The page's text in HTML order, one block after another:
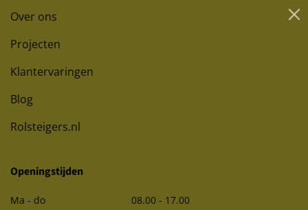
Over ons
Projecten
Klantervaringen
Blog
Rolsteigers.nl
Openingstijden
Ma - do 08.00 - 17.00